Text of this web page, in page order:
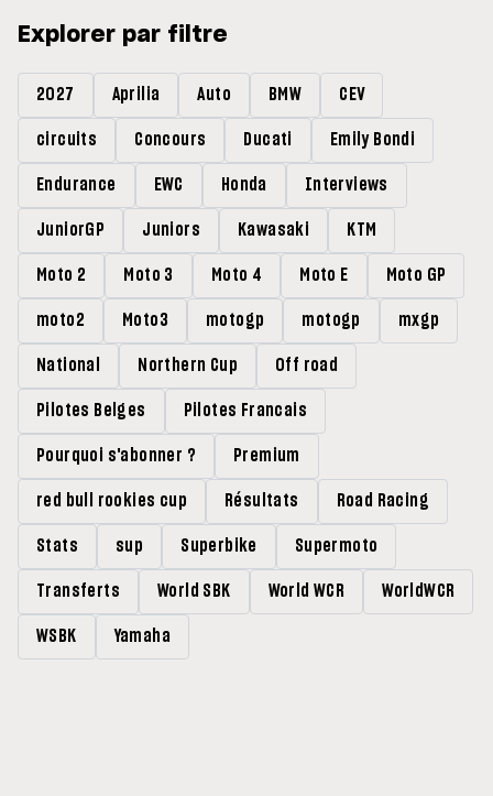
Explorer par filtre
2027 Aprilia Auto BMW CEV
circuits Concours Ducati Emily Bondi
Endurance EWC Honda Interviews
JuniorGP Juniors Kawasaki KTM
Moto 2 Moto 3 Moto 4 Moto E Moto GP
moto2 Moto3 motogp motogp mxgp
National Northern Cup Off road
Pilotes Belges Pilotes Francais
Pourquoi s'abonner ? Premium
red bull rookies cup Résultats Road Racing
Stats sup Superbike Supermoto
Transferts World SBK World WCR WorldWCR
WSBK Yamaha